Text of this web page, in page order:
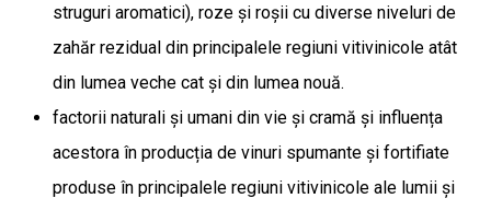
struguri aromatici), roze și roșii cu diverse niveluri de
zahăr rezidual din principalele regiuni vitivinicole atât
din lumea veche cat și din lumea nouă.
factorii naturali și umani din vie și cramă și influența
acestora în producția de vinuri spumante și fortifiate
produse în principalele regiuni vitivinicole ale lumii și